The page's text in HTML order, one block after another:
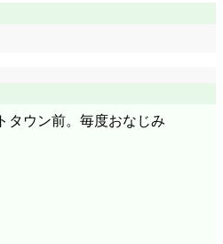
タウン前。毎度おなじみ